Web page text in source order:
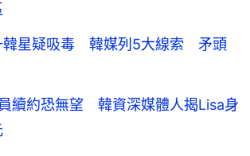
韓星疑吸毒 韓媒列5大線索 矛頭
續約恐無望 韓資深媒體人揭Lisa身